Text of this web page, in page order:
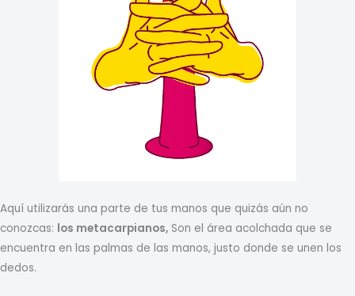
Aquí utilizarás una parte de tus manos que quizás aún no
conozcas: los metacarpianos, Son el área acolchada que se
encuentra en las palmas de las manos, justo donde se unen los
dedos.